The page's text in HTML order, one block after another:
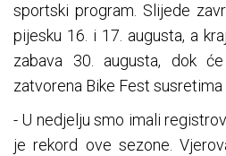
sportski program. Slijede
pijesku 16. i 17. augusta, a
zabava 30. augusta, dok
zatvorena Bike Fest
- U nedjelju smo imali
je rekord ove sezone.